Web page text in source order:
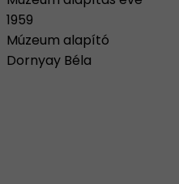
1959
Múzeum alapító
Dornyay Béla